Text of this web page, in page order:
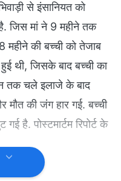
से इंसानियत को
जिस मां ने 9 महीने तक
की बच्ची को तेजाब
हुई थी, जिसके बाद बच्ची का
तक चले इलाजे के बाद
मौत की जंग हार गई. बच्ची
है. पोस्टमार्टम रिपोर्ट के